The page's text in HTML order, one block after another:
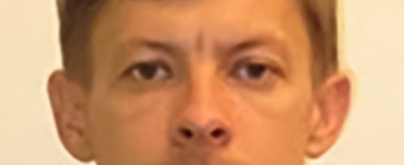
СТРУКТУРА
Президія НАН України
Апарат Президії
Секція фізико-технічних і математичних